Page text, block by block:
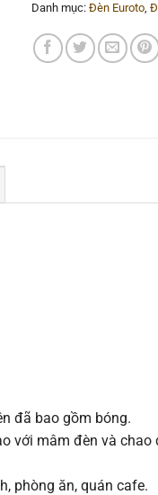
Danh mục: Đèn Euroto,
đã bao gồm bóng.
với mâm đèn và
phòng ăn, quán cafe.